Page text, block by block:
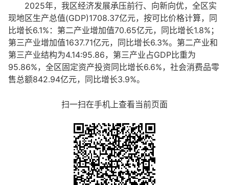
2025年，我区经济发展承压前行、向新向优，全区实
现地区生产总值(GDP)1708.37亿元，按可比价格计算，同
比增长6.1%：第二产业增加值70.65亿元，同比增长1.8%；
第三产业增加值1637.71亿元，同比增长6.3%。第二产业和
第三产业结构为4.14:95.86，第三产业占GDP比重为
95.86%，全区固定资产投资同比增长6.6%，社会消费品零
售总额842.94亿元，同比增长3.9%。
扫一扫在手机上查看当前页面